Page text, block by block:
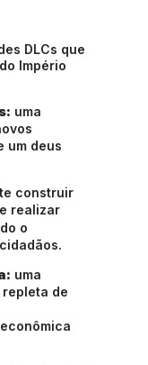
DLCs que
Império
uma
um deus
construir
e realizar
o
uma
de